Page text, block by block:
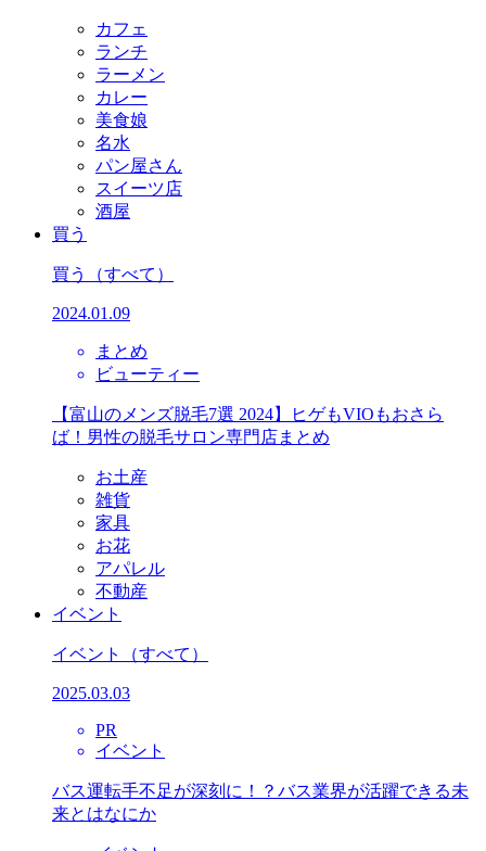
カフェ
ランチ
ラーメン
カレー
美食娘
名水
パン屋さん
スイーツ店
酒屋
買う
買う （すべて）
2024.01.09
まとめ
ビューティー
【富山のメンズ脱毛7選 2024】ヒゲもVIOもおさら
ば！男性の脱毛サロン専門店まとめ
お土産
雑貨
家具
お花
アパレル
不動産
イベント
イベント （すべて）
2025.03.03
PR
イベント
バス運転手不足が深刻に！？バス業界が活躍できる未
来とはなにか